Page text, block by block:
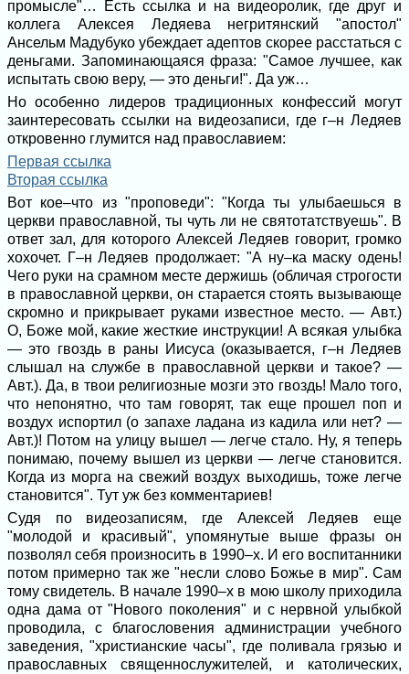
промысле"… Есть ссылка и на видеоролик, где друг и
коллега Алексея Ледяева негритянский "апостол"
Ансельм Мадубуко убеждает адептов скорее расстаться с
деньгами. Запоминающаяся фраза: "Самое лучшее, как
испытать свою веру, — это деньги!". Да уж…
Но особенно лидеров традиционных конфессий могут
заинтересовать ссылки на видеозаписи, где г–н Ледяев
откровенно глумится над православием:
Первая ссылка
Вторая ссылка
Вот кое–что из "проповеди": "Когда ты улыбаешься в
церкви православной, ты чуть ли не святотатствуешь". В
ответ зал, для которого Алексей Ледяев говорит, громко
хохочет. Г–н Ледяев продолжает: "А ну–ка маску одень!
Чего руки на срамном месте держишь (обличая строгости
в православной церкви, он старается стоять вызывающе
скромно и прикрывает руками известное место. — Авт.)
О, Боже мой, какие жесткие инструкции! А всякая улыбка
— это гвоздь в раны Иисуса (оказывается, г–н Ледяев
слышал на службе в православной церкви и такое? —
Авт.). Да, в твои религиозные мозги это гвоздь! Мало того,
что непонятно, что там говорят, так еще прошел поп и
воздух испортил (о запахе ладана из кадила или нет? —
Авт.)! Потом на улицу вышел — легче стало. Ну, я теперь
понимаю, почему вышел из церкви — легче становится.
Когда из морга на свежий воздух выходишь, тоже легче
становится". Тут уж без комментариев!
Судя по видеозаписям, где Алексей Ледяев еще
"молодой и красивый", упомянутые выше фразы он
позволял себя произносить в 1990–х. И его воспитанники
потом примерно так же "несли слово Божье в мир". Сам
тому свидетель. В начале 1990–х в мою школу приходила
одна дама от "Нового поколения" и с нервной улыбкой
проводила, с благословения администрации учебного
заведения, "христианские часы", где поливала грязью и
православных священнослужителей, и католических,